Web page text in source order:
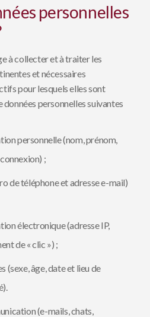
personnelles
à collecter et à traiter les
et nécessaires
pour lesquels elles sont
personnelles suivantes
personnelle (nom, prénom,
;
de téléphone et adresse e-mail)
électronique (adresse IP,
de « clic ») ;
(sexe, âge, date et lieu de
(e-mails, chats,